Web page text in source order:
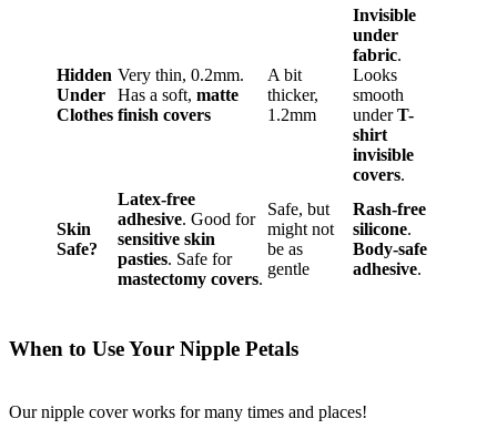
Hidden
Under
Clothes
Very thin, 0.2mm.
Has a soft, matte
finish covers
A bit
thicker,
1.2mm
Invisible
under
fabric.
Looks
smooth
underT-
shirt
invisible
covers.
Skin
Safe?
Latex-free
adhesive. Good for
sensitive skin
pasties. Safe for
mastectomy covers.
Safe, but
might not
be as
gentle
Rash-free
silicone.
Body-safe
adhesive.
When to Use Your Nipple Petals
Our nipple cover works for many times and places!